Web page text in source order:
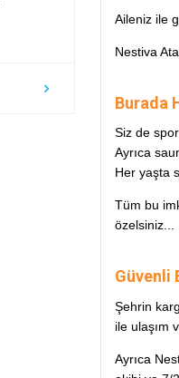
Aileniz ile
Nestiva
Burada
Siz de
Ayrıca
Her yaşta
Tüm bu
özelsiniz...
Güvenli
Şehrin
ile ulaşım
Ayrıca